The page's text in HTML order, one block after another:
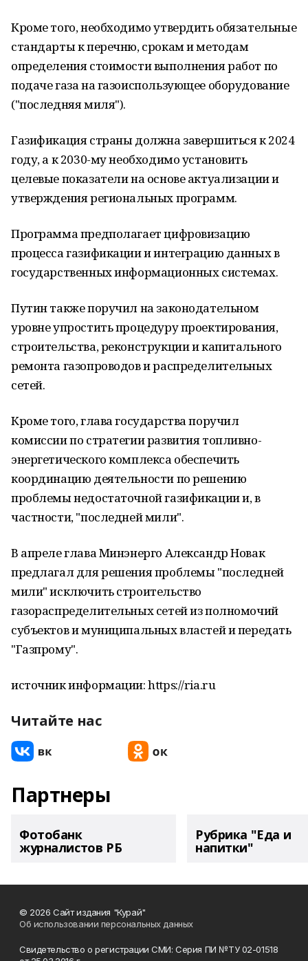
Кроме того, необходимо утвердить обязательные
стандарты к перечню, срокам и методам
определения стоимости выполнения работ по
подаче газа на газоиспользующее оборудование
("последняя миля").
Газификация страны должна завершиться к 2024
году, а к 2030-му необходимо установить
целевые показатели на основе актуализации и
утверждения региональных программ.
Программа предполагает цифровизацию
процесса газификации и интеграцию данных в
государственных информационных системах.
Путин также поручил на законодательном
уровне упростить процедуру проектирования,
строительства, реконструкции и капитального
ремонта газопроводов и распределительных
сетей.
Кроме того, глава государства поручил
комиссии по стратегии развития топливно-
энергетического комплекса обеспечить
координацию деятельности по решению
проблемы недостаточной газификации и, в
частности, "последней мили".
В апреле глава Минэнерго Александр Новак
предлагал для решения проблемы "последней
мили" исключить строительство
газораспределительных сетей из полномочий
субъектов и муниципальных властей и передать
"Газпрому".
источник информации: https://ria.ru
Читайте нас
Партнеры
Фотобанк
журналистов РБ
Рубрика "Еда и
напитки"
© 2026 Сайт издания "Курай"
Об использовании персональных данных
Свидетельство о регистрации СМИ: Серия ПИ №ТУ 02-01518